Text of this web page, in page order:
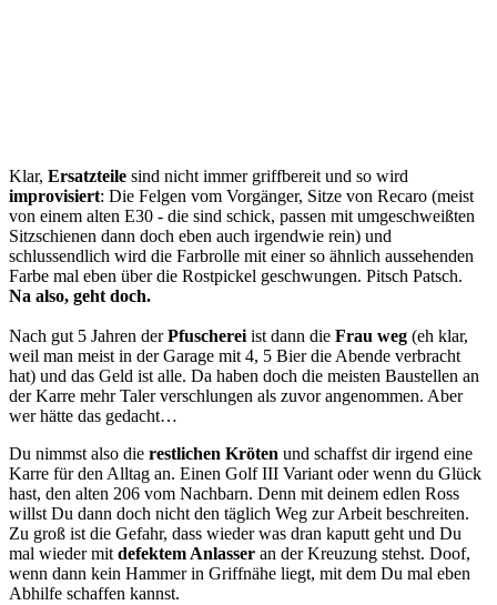
Klar, Ersatzteile sind nicht immer griffbereit und so wird
improvisiert: Die Felgen vom Vorgänger, Sitze von Recaro (meist
von einem alten E30 - die sind schick, passen mit umgeschweißten
Sitzschienen dann doch eben auch irgendwie rein) und
schlussendlich wird die Farbrolle mit einer so ähnlich aussehenden
Farbe mal eben über die Rostpickel geschwungen. Pitsch Patsch.
Na also, geht doch.
Nach gut 5 Jahren derPfuscherei ist dann die Frau weg (eh klar,
weil man meist in der Garage mit 4, 5 Bier die Abende verbracht
hat) und das Geld ist alle. Da haben doch die meisten Baustellen an
der Karre mehr Taler verschlungen als zuvor angenommen. Aber
wer hätte das gedacht…
Du nimmst also die restlichen Kröten und schaffst dir irgend eine
Karre für den Alltag an. Einen Golf III Variant oder wenn du Glück
hast, den alten 206 vom Nachbarn. Denn mit deinem edlen Ross
willst Du dann doch nicht den täglich Weg zur Arbeit beschreiten.
Zu groß ist die Gefahr, dass wieder was dran kaputt geht und Du
mal wieder mit defektem Anlasser an der Kreuzung stehst. Doof,
wenn dann kein Hammer in Griffnähe liegt, mit dem Du mal eben
Abhilfe schaffen kannst.